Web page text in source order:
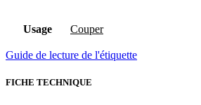
Usage Couper
Guide de lecture de l'étiquette
FICHE TECHNIQUE